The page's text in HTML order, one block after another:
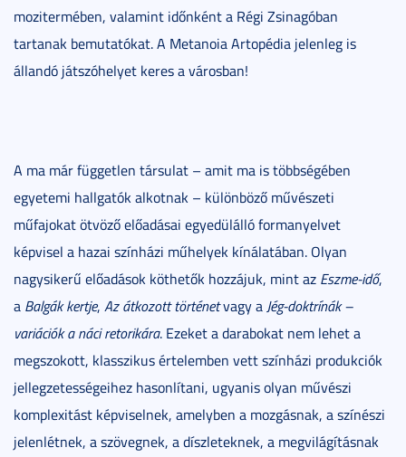
mozitermében, valamint időnként a Régi Zsinagóban
tartanak bemutatókat. A Metanoia Artopédia jelenleg is
állandó játszóhelyet keres a városban!
A ma már független társulat – amit ma is többségében
egyetemi hallgatók alkotnak – különböző művészeti
műfajokat ötvöző előadásai egyedülálló formanyelvet
képvisel a hazai színházi műhelyek kínálatában. Olyan
nagysikerű előadások köthetők hozzájuk, mint az Eszme-idő,
a Balgák kertje, Az átkozott történetvagy a Jég-doktrínák –
variációk a náci retorikára. Ezeket a darabokat nem lehet a
megszokott, klasszikus értelemben vett színházi produkciók
jellegzetességeihez hasonlítani, ugyanis olyan művészi
komplexitást képviselnek, amelyben a mozgásnak, a színészi
jelenlétnek, a szövegnek, a díszleteknek, a megvilágításnak